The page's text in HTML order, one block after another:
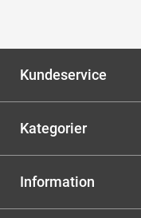
Kundeservice
Kategorier
Information